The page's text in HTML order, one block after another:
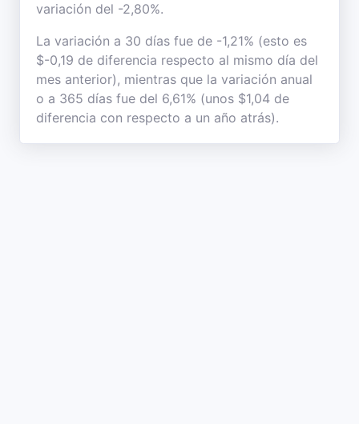
variación del -2,80%.
La variación a 30 días fue de -1,21% (esto es
$-0,19 de diferencia respecto al mismo día del
mes anterior), mientras que la variación anual
o a 365 días fue del 6,61% (unos $1,04 de
diferencia con respecto a un año atrás).